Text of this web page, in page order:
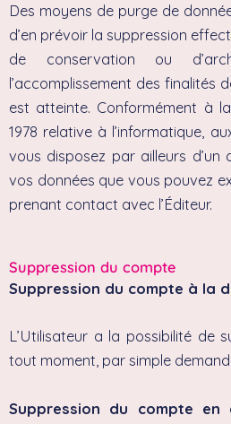
Des moyens de purge de
d’en prévoir la suppression
de conservation ou
l’accomplissement des finalités
est atteinte. Conformément à
1978 relative à l’informatique,
vous disposez par ailleurs d’un
vos données que vous pouvez
prenant contact avec l’Éditeur.
Suppression du compte
Suppression du compte à la
L’Utilisateur a la possibilité de
tout moment, par simple
Suppression du compte